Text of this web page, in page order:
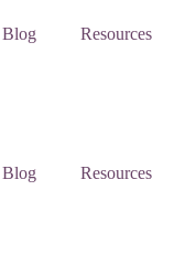
Blog Resources
Blog Resources